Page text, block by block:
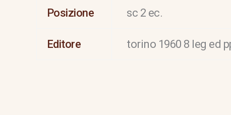
Posizione sc 2 ec.
Editore torino 1960 8 leg ed